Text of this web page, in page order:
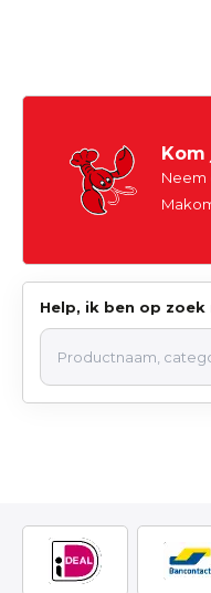
Neem
Help, ik ben op